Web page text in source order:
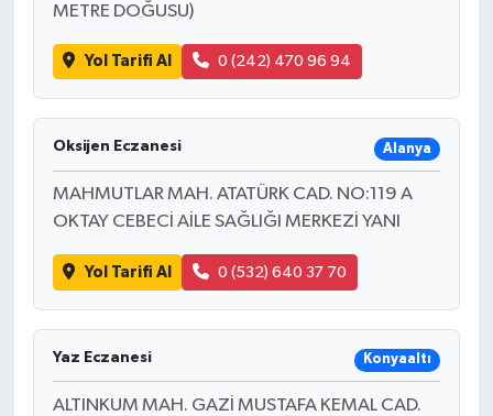
METRE DOĞUSU)
Yol Tarifi Al 0 (242) 470 96 94
Oksijen Eczanesi Alanya
MAHMUTLAR MAH. ATATÜRK CAD. NO:119 A
OKTAY CEBECİ AİLE SAĞLIĞI MERKEZİ YANI
Yol Tarifi Al 0 (532) 640 37 70
Yaz Eczanesi Konyaaltı
ALTINKUM MAH. GAZİ MUSTAFA KEMAL CAD.